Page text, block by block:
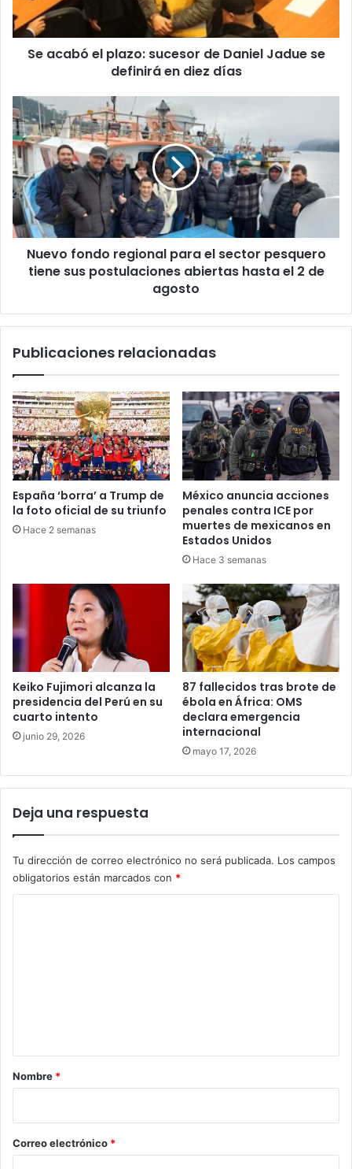
Jadue
se
definirá
días
Se acabó el plazo: sucesor de Daniel Jadue se
definirá en diez días
Nuevo
fondo
regional
para
el
sector
pesquero
tiene
sus
postulaciones
abiertas
2
agosto
Nuevo fondo regional para el sector pesquero
tiene sus postulaciones abiertas hasta el 2 de
agosto
Publicaciones relacionadas
España ‘borra’ a Trump de
la foto oficial de su triunfo
Hace 2 semanas
México anuncia acciones
penales contra ICE por
muertes de mexicanos en
Estados Unidos
Hace 3 semanas
Keiko Fujimori alcanza la
presidencia del Perú en su
cuarto intento
junio 29, 2026
87 fallecidos tras brote de
ébola en África: OMS
declara emergencia
internacional
mayo 17, 2026
Deja una respuesta
Tu dirección de correo electrónico no será publicada. Los campos
obligatorios están marcados con *
r
*
Nombre *
Correo electrónico *